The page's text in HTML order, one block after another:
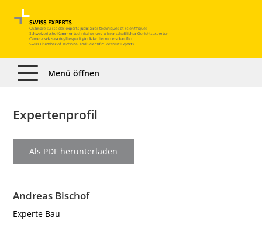
Menü öffnen
Expertenprofil
Als PDF herunterladen
Andreas Bischof
Experte Bau